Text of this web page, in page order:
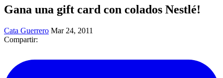
Gana una gift card con colados Nestlé!
Cata Guerrero Mar 24, 2011
Compartir: